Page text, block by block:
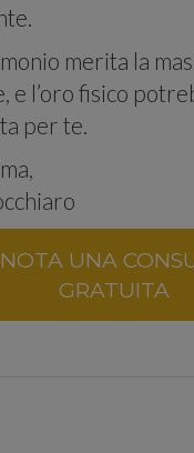
merita la
e l’oro fisico
per te.
UNA
GRATUITA